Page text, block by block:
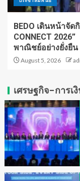
BEDO เดินหน้าจัด
CONNECT
พาณิชย์อย่างยั่งยืน
August 5, 2026
เศรษฐกิจ-การเ